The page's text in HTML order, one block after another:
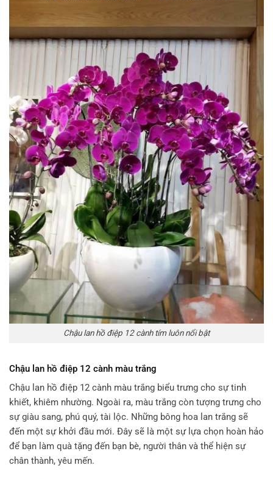
Chậu lan hồ điệp 12 cành tím luôn nổi bật
Chậu lan hồ điệp 12 cành màu trắng
Chậu lan hồ điệp 12 cành màu trắng biểu trưng cho sự tinh
khiết, khiêm nhường. Ngoài ra, màu trắng còn tượng trưng cho
sự giàu sang, phú quý, tài lộc. Những bông hoa lan trắng sẽ
đến một sự khởi đầu mới. Đây sẽ là một sự lựa chọn hoàn hảo
để bạn làm quà tặng đến bạn bè, người thân và thể hiện sự
chân thành, yêu mến.